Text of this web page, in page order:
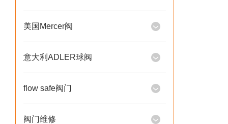
美国Mercer阀
意大利ADLER球阀
flow safe阀门
阀门维修